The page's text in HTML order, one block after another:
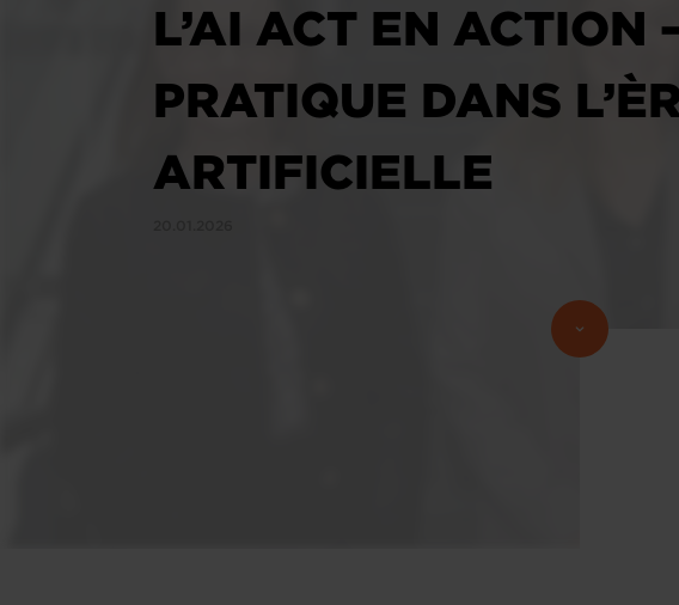
L’AI ACT EN
PRATIQUE DANS
ARTIFICIELLE